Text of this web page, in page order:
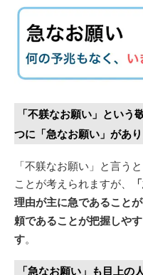
「不躾なお願い」という
つに「急なお願い」があ
「不躾なお願い」と言う
ことが考えられますが、
理由が主に急であること
頼であることが把握しや
す。
「急なお願い」も目上